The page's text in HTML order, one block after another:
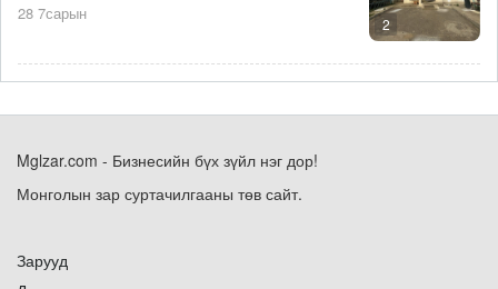
2
28 7сарын
Mglzar.com - Бизнесийн бүх зүйл нэг дор!
Монголын зар суртачилгааны төв сайт.
Зарууд